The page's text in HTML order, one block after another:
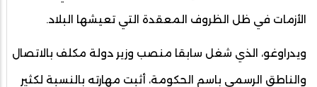
الأزمات في ظل الظروف المعقدة التي تعيشها البلاد.
ويدراوغو، الذي شغل سابقا منصب وزير دولة مكلف بالاتصال
والناطق الرسمي باسم الحكومة، أثبت مهارته بالنسبة لكثير